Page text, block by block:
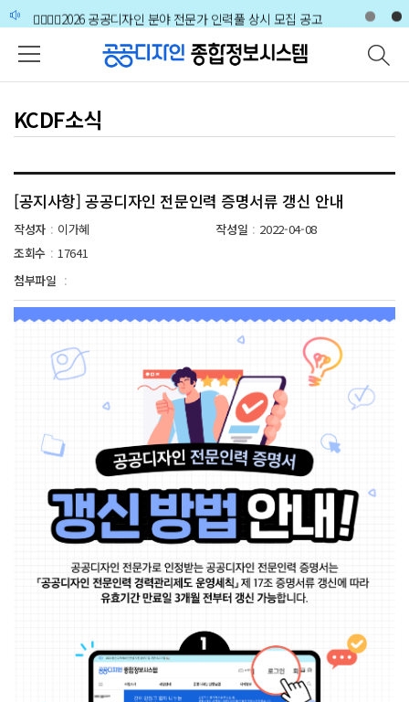
본문 바로가기
주메뉴 바로가기
하단 바로가기
🙋‍♀️🙋‍♂️2026 공공디자인 분야 전문가 인력풀 상시 모집 공고
KCDF소식
[공지사항] 공공디자인 전문인력 증명서류 갱신 안내
작성자 : 이가혜 작성일 : 2022-04-08
조회수 : 17641
첨부파일 :